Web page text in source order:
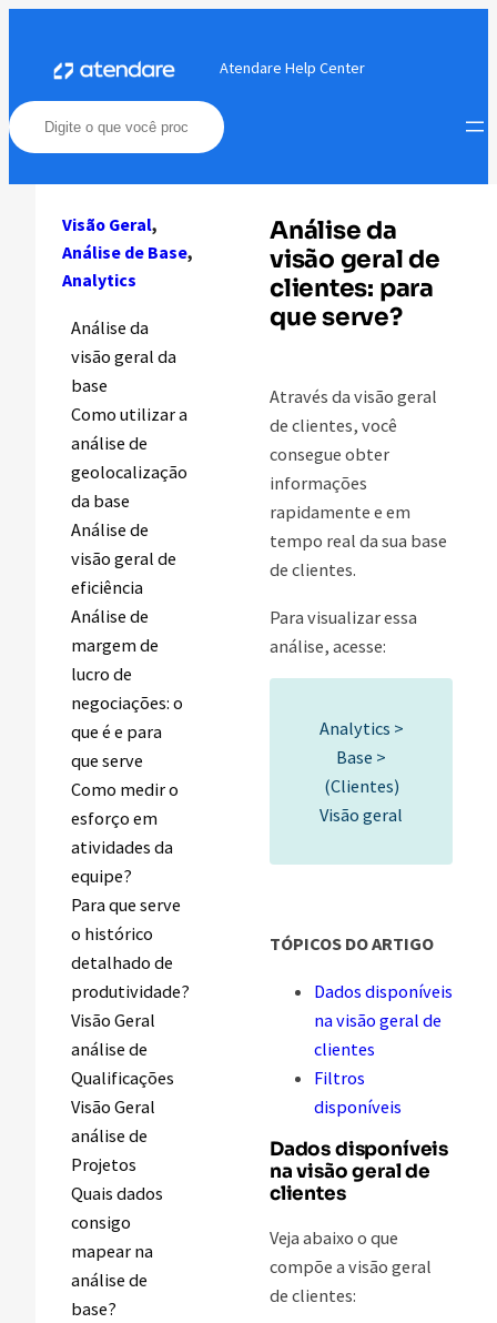
conteúdo
Atendare Help Center
Visão Geral
Análise de Base
Analytics
Análise da
visão geral da
base
Como utilizar a
análise de
geolocalização
da base
Análise de
visão geral de
eficiência
Análise de
margem de
lucro de
negociações: o
que é e para
que serve
Como medir o
esforço em
atividades da
equipe?
Para que serve
o histórico
detalhado de
produtividade?
Visão Geral
análise de
Qualificações
Visão Geral
análise de
Projetos
Quais dados
consigo
mapear na
análise de
base?
Análise da
visão geral de
clientes: para
que serve?
Através da visão geral
de clientes, você
consegue obter
informações
rapidamente e em
tempo real da sua base
de clientes.
Para visualizar essa
análise, acesse:
Analytics >
Base >
(Clientes)
Visão geral
TÓPICOS DO ARTIGO
Dados disponíveis
na visão geral de
clientes
Filtros
disponíveis
Dados disponíveis
na visão geral de
clientes
Veja abaixo o que
compõe a visão geral
de clientes: